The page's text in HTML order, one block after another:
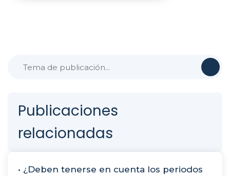
Publicaciones
relacionadas
• ¿Deben tenerse en cuenta los periodos